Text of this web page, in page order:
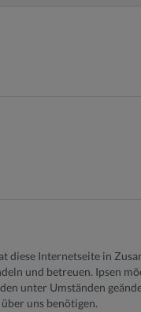
diese Internetseite in
und betreuen. Ipsen
unter Umständen
uns benötigen.